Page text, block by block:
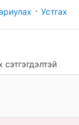
· Устгах